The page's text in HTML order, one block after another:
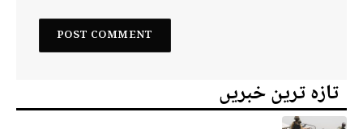
تازہ ترین خبریں